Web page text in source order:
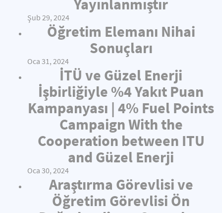
Yayınlanmıştır
Şub 29, 2024
Öğretim Elemanı Nihai
Sonuçları
Oca 31, 2024
İTÜ ve Güzel Enerji
İşbirliğiyle %4 Yakıt Puan
Kampanyası | 4% Fuel Points
Campaign With the
Cooperation between ITU
and Güzel Enerji
Oca 30, 2024
Araştırma Görevlisi ve
Öğretim Görevlisi Ön